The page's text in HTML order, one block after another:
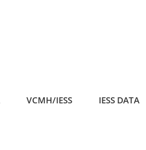
VCMH/IESS IESS DATA